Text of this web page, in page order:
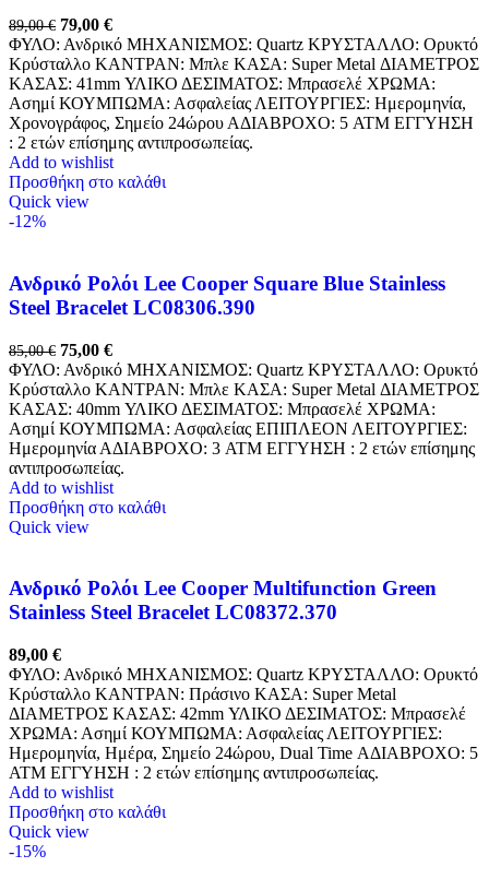
89,00€ 79,00 €
ΦΥΛΟ: Ανδρικό ΜΗΧΑΝΙΣΜΟΣ: Quartz ΚΡΥΣΤΑΛΛΟ: Ορυκτό
Κρύσταλλο ΚΑΝΤΡΑΝ: Μπλε ΚΑΣΑ: Super Metal ΔΙΑΜΕΤΡΟΣ
ΚΑΣΑΣ: 41mm ΥΛΙΚΟ ΔΕΣΙΜΑΤΟΣ: Μπρασελέ ΧΡΩΜΑ:
Ασημί ΚΟΥΜΠΩΜΑ: Ασφαλείας ΛΕΙΤΟΥΡΓΙΕΣ: Ημερομηνία,
Χρονογράφος, Σημείο 24ώρου ΑΔΙΑΒΡΟΧΟ: 5 ATM ΕΓΓΥΗΣΗ
: 2 ετών επίσημης αντιπροσωπείας.
Add to wishlist
Προσθήκη στο καλάθι
Quick view
-12%
Ανδρικό Ρολόι Lee Cooper Square Blue Stainless
Steel Bracelet LC08306.390
85,00€ 75,00 €
ΦΥΛΟ: Ανδρικό ΜΗΧΑΝΙΣΜΟΣ: Quartz ΚΡΥΣΤΑΛΛΟ: Ορυκτό
Κρύσταλλο ΚΑΝΤΡΑΝ: Μπλε ΚΑΣΑ: Super Metal ΔΙΑΜΕΤΡΟΣ
ΚΑΣΑΣ: 40mm ΥΛΙΚΟ ΔΕΣΙΜΑΤΟΣ: Μπρασελέ ΧΡΩΜΑ:
Ασημί ΚΟΥΜΠΩΜΑ: Ασφαλείας ΕΠΙΠΛΕΟΝ ΛΕΙΤΟΥΡΓΙΕΣ:
Ημερομηνία ΑΔΙΑΒΡΟΧΟ: 3 ATM ΕΓΓΥΗΣΗ : 2 ετών επίσημης
αντιπροσωπείας.
Add to wishlist
Προσθήκη στο καλάθι
Quick view
Ανδρικό Ρολόι Lee Cooper Multifunction Green
Stainless Steel Bracelet LC08372.370
89,00 €
ΦΥΛΟ: Ανδρικό ΜΗΧΑΝΙΣΜΟΣ: Quartz ΚΡΥΣΤΑΛΛΟ: Ορυκτό
Κρύσταλλο ΚΑΝΤΡΑΝ: Πράσινο ΚΑΣΑ: Super Metal
ΔΙΑΜΕΤΡΟΣ ΚΑΣΑΣ: 42mm ΥΛΙΚΟ ΔΕΣΙΜΑΤΟΣ: Μπρασελέ
ΧΡΩΜΑ: Ασημί ΚΟΥΜΠΩΜΑ: Ασφαλείας ΛΕΙΤΟΥΡΓΙΕΣ:
Ημερομηνία, Ημέρα, Σημείο 24ώρου, Dual Time ΑΔΙΑΒΡΟΧΟ: 5
ATM ΕΓΓΥΗΣΗ : 2 ετών επίσημης αντιπροσωπείας.
Add to wishlist
Προσθήκη στο καλάθι
Quick view
-15%